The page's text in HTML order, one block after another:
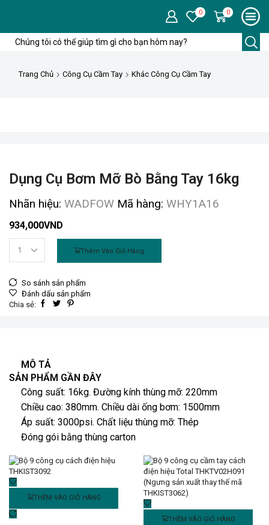
0 0
Trang Chủ Công Cụ Cầm Tay Khác Công Cụ Cầm Tay
Dụng Cụ Bơm Mỡ Bò Bằng Tay 16kg
Nhãn hiệu: WADFOW Mã hàng: WHY1A16
934,000VND
Thêm Vào Giỏ Hàng
So sánh sản phẩm
Đánh dấu sản phẩm
Chia sẻ:
MÔ TẢ
SẢN PHẨM GẦN ĐÂY
Công suất: 16kg. Đường kính thùng mỡ: 220mm
Chiều cao: 380mm. Chiều dài ống bơm: 1500mm
Áp suất: 3000psi. Chất liệu thùng mỡ: Thép
Đóng gói bằng thùng carton
THÊM VÀO GIỎ HÀNG
THÊM VÀO GIỎ HÀNG